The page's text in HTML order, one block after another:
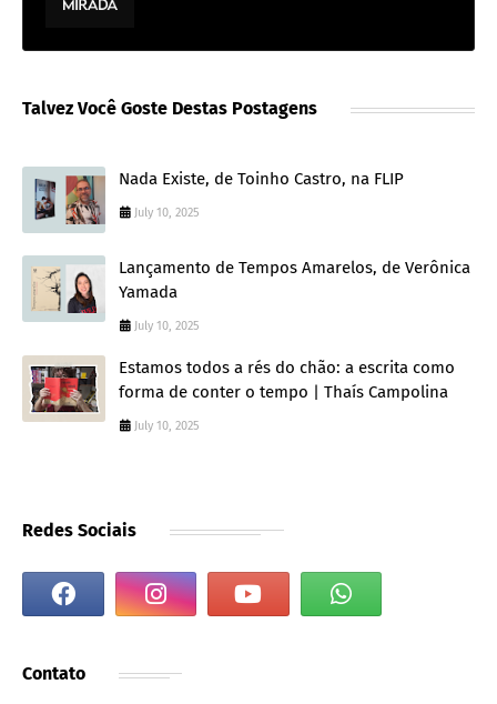
Talvez Você Goste Destas Postagens
Nada Existe, de Toinho Castro, na FLIP
July 10, 2025
Lançamento de Tempos Amarelos, de Verônica
Yamada
July 10, 2025
Estamos todos a rés do chão: a escrita como
forma de conter o tempo | Thaís Campolina
July 10, 2025
Redes Sociais
Contato